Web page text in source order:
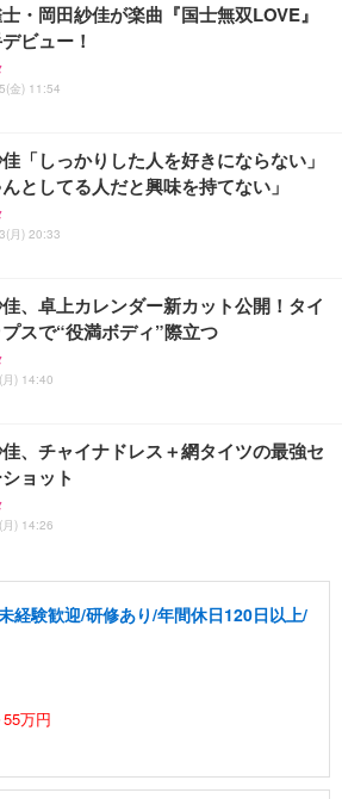
・岡田紗佳が楽曲『国士無双LOVE』
ビュー！
金) 11:54
「しっかりした人を好きにならない」
んとしてる人だと興味を持てない」
月) 20:33
、卓上カレンダー新カット公開！タイ
プスで“役満ボディ”際立つ
) 14:40
、チャイナドレス＋網タイツの最強セ
ョット
) 14:26
経験歓迎/研修あり/年間休日120日以上/
万円